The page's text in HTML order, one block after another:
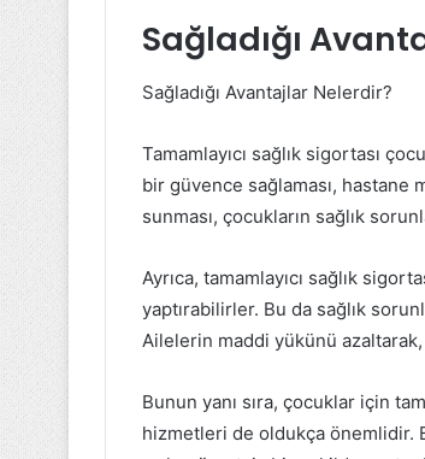
Sağladığı
Sağladığı Avantajlar Nelerdir?
Tamamlayıcı sağlık sigortası
bir güvence sağlaması, hastane
sunması, çocukların sağlık
Ayrıca, tamamlayıcı sağlık
yaptırabilirler. Bu da sağlık
Ailelerin maddi yükünü
Bunun yanı sıra, çocuklar için
hizmetleri de oldukça önemlidir.